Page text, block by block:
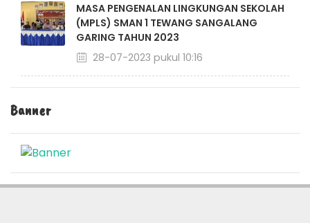
MASA PENGENALAN LINGKUNGAN SEKOLAH
(MPLS) SMAN 1 TEWANG SANGALANG
GARING TAHUN 2023
28-07-2023 pukul 10:16
Banner